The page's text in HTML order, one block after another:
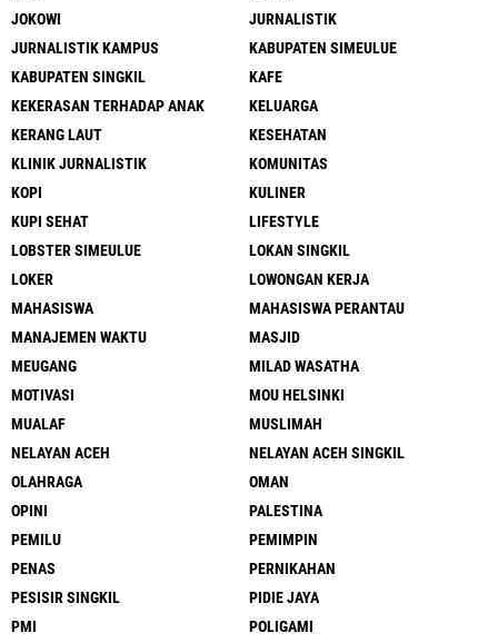
JOKOWI
JURNALISTIK
JURNALISTIK KAMPUS
KABUPATEN SIMEULUE
KABUPATEN SINGKIL
KAFE
KEKERASAN TERHADAP ANAK
KELUARGA
KERANG LAUT
KESEHATAN
KLINIK JURNALISTIK
KOMUNITAS
KOPI
KULINER
KUPI SEHAT
LIFESTYLE
LOBSTER SIMEULUE
LOKAN SINGKIL
LOKER
LOWONGAN KERJA
MAHASISWA
MAHASISWA PERANTAU
MANAJEMEN WAKTU
MASJID
MEUGANG
MILAD WASATHA
MOTIVASI
MOU HELSINKI
MUALAF
MUSLIMAH
NELAYAN ACEH
NELAYAN ACEH SINGKIL
OLAHRAGA
OMAN
OPINI
PALESTINA
PEMILU
PEMIMPIN
PENAS
PERNIKAHAN
PESISIR SINGKIL
PIDIE JAYA
PMI
POLIGAMI